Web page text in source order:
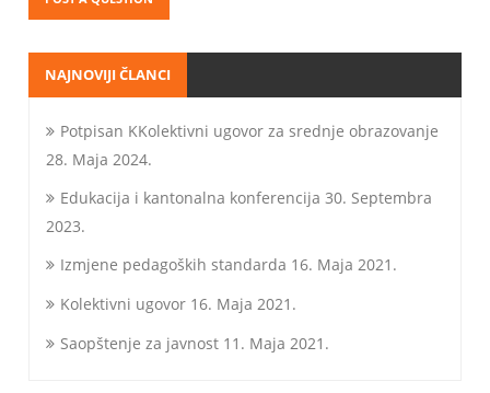
NAJNOVIJI ČLANCI
Potpisan KKolektivni ugovor za srednje obrazovanje
28. Maja 2024.
Edukacija i kantonalna konferencija 30. Septembra
2023.
Izmjene pedagoških standarda 16. Maja 2021.
Kolektivni ugovor 16. Maja 2021.
Saopštenje za javnost 11. Maja 2021.